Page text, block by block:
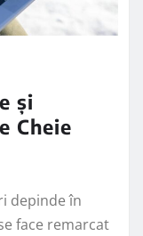
și
Cheie
depinde în
face remarcat